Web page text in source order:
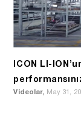
ICON LI-
Videolar, May 31,